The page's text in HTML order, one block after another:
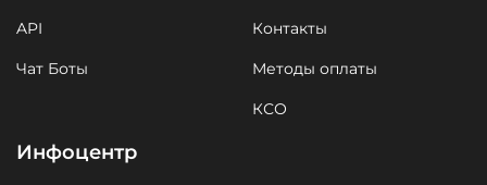
API
Чат Боты
Контакты
Методы оплаты
КСО
Инфоцентр